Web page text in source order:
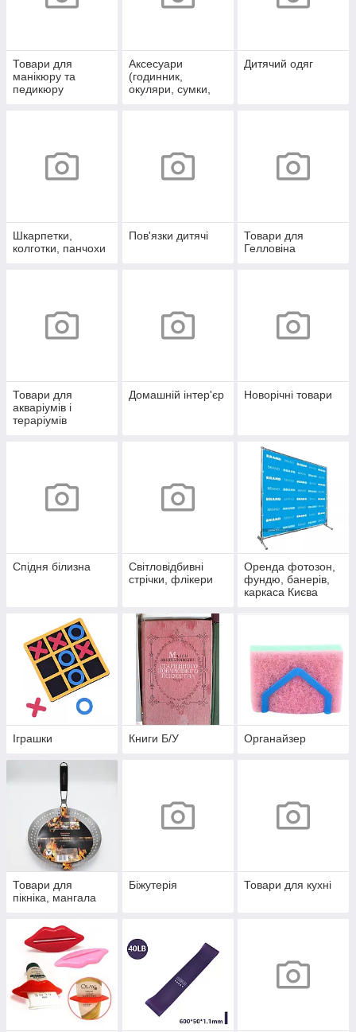
Товари для
манікюру та
педикюру
Аксесуари
(годинник,
окуляри, сумки,
Дитячий одяг
Шкарпетки,
колготки, панчохи
Пов'язки дитячі
Товари для
Гелловіна
Товари для
акваріумів і
тераріумів
Домашній інтер'єр Новорічні товари
Спідня білизна
Світловідбивні
стрічки, флікери
Оренда фотозон,
фундю, банерів,
каркаса Києва
Іграшки Книги Б/У Органайзер
Товари для
пікніка, мангала
Біжутерія Товари для кухні